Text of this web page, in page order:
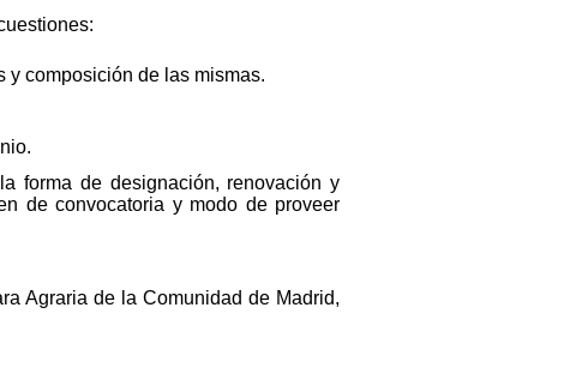
y composición de las mismas.
forma de designación, renovación y
de convocatoria y modo de proveer
Agraria de la Comunidad de Madrid,